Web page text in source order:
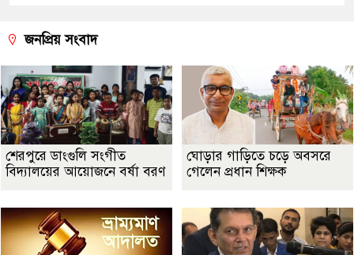
জনপ্রিয় সংবাদ
শেরপুরে ডাংগুলি সংগীত
বিদ্যালয়ের আয়োজনে বর্ষা বরণ
ঘোড়ার গাড়িতে চড়ে অবসরে
গেলেন প্রধান শিক্ষক